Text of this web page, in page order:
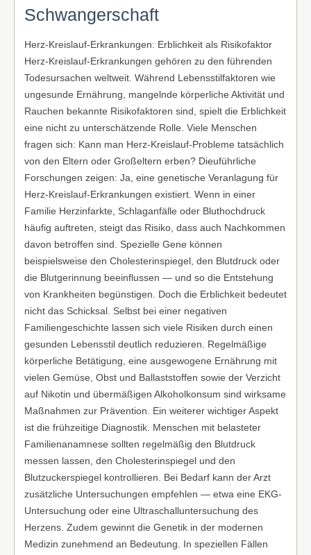
Schwangerschaft
Herz-Kreislauf-Erkrankungen: Erblichkeit als Risikofaktor
Herz-Kreislauf-Erkrankungen gehören zu den führenden
Todesursachen weltweit. Während Lebensstilfaktoren wie
ungesunde Ernährung, mangelnde körperliche Aktivität und
Rauchen bekannte Risikofaktoren sind, spielt die Erblichkeit
eine nicht zu unterschätzende Rolle. Viele Menschen
fragen sich: Kann man Herz-Kreislauf-Probleme tatsächlich
von den Eltern oder Großeltern erben? Dieuführliche
Forschungen zeigen: Ja, eine genetische Veranlagung für
Herz-Kreislauf-Erkrankungen existiert. Wenn in einer
Familie Herzinfarkte, Schlaganfälle oder Bluthochdruck
häufig auftreten, steigt das Risiko, dass auch Nachkommen
davon betroffen sind. Spezielle Gene können
beispielsweise den Cholesterinspiegel, den Blutdruck oder
die Blutgerinnung beeinflussen — und so die Entstehung
von Krankheiten begünstigen. Doch die Erblichkeit bedeutet
nicht das Schicksal. Selbst bei einer negativen
Familiengeschichte lassen sich viele Risiken durch einen
gesunden Lebensstil deutlich reduzieren. Regelmäßige
körperliche Betätigung, eine ausgewogene Ernährung mit
vielen Gemüse, Obst und Ballaststoffen sowie der Verzicht
auf Nikotin und übermäßigen Alkoholkonsum sind wirksame
Maßnahmen zur Prävention. Ein weiterer wichtiger Aspekt
ist die frühzeitige Diagnostik. Menschen mit belasteter
Familienanamnese sollten regelmäßig den Blutdruck
messen lassen, den Cholesterinspiegel und den
Blutzuckerspiegel kontrollieren. Bei Bedarf kann der Arzt
zusätzliche Untersuchungen empfehlen — etwa eine EKG-
Untersuchung oder eine Ultraschalluntersuchung des
Herzens. Zudem gewinnt die Genetik in der modernen
Medizin zunehmend an Bedeutung. In speziellen Fällen